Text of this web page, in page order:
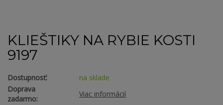
KLIEŠTIKY NA RYBIE KOSTI
9197
Dostupnosť:
na sklade
Doprava
zadarmo:
Viac informácií